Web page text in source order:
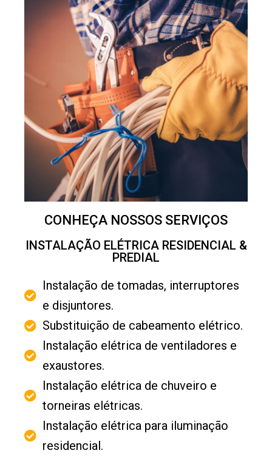
CONHEÇA NOSSOS SERVIÇOS
INSTALAÇÃO ELÉTRICA RESIDENCIAL &
PREDIAL
Instalação de tomadas, interruptores
e disjuntores.
Substituição de cabeamento elétrico.
Instalação elétrica de ventiladores e
exaustores.
Instalação elétrica de chuveiro e
torneiras elétricas.
Instalação elétrica para iluminação
residencial.